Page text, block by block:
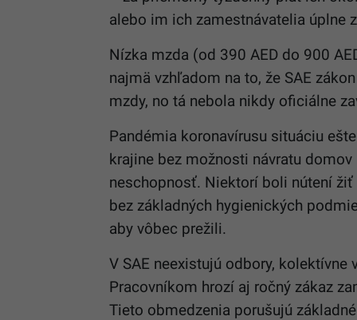
alebo im ich zamestnávatelia úplne
Nízka mzda (od 390 AED do 900
najmä vzhľadom na to, že SAE
mzdy, no tá nebola nikdy oficiálne
Pandémia koronavírusu situáciu
krajine bez možnosti návratu
neschopnosť. Niektorí boli nútení
bez základných hygienických
aby vôbec prežili.
V SAE neexistujú odbory, kolektívne
Pracovníkom hrozí aj ročný zákaz
Tieto obmedzenia porušujú